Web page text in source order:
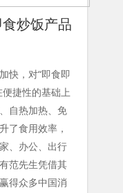
炒饭产品
，对“即食即
捷性的基础上
自热加热、免
了食用效率，
、办公、出行
范先生凭借其
得众多中国消